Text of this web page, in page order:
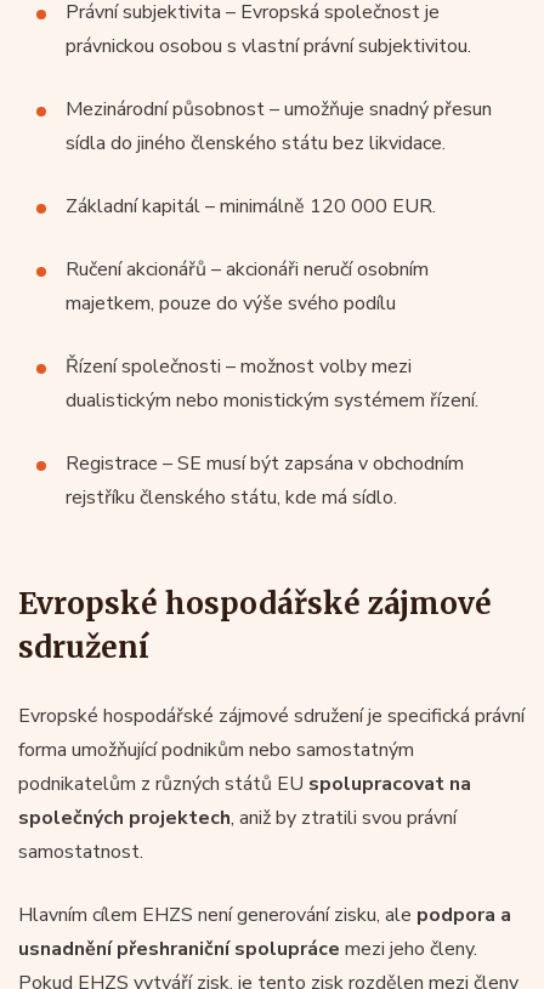
Právní subjektivita – Evropská společnost je
právnickou osobou s vlastní právní subjektivitou.
Mezinárodní působnost – umožňuje snadný přesun
sídla do jiného členského státu bez likvidace.
Základní kapitál – minimálně 120 000 EUR.
Ručení akcionářů – akcionáři neručí osobním
majetkem, pouze do výše svého podílu
Řízení společnosti – možnost volby mezi
dualistickým nebo monistickým systémem řízení.
Registrace – SE musí být zapsána v obchodním
rejstříku členského státu, kde má sídlo.
Evropské hospodářské zájmové
sdružení
Evropské hospodářské zájmové sdružení je specifická právní
forma umožňující podnikům nebo samostatným
podnikatelům z různých států EU spolupracovat na
společných projektech, aniž by ztratili svou právní
samostatnost.
Hlavním cílem EHZS není generování zisku, ale podpora a
usnadnění přeshraniční spolupráce mezi jeho členy.
Pokud EHZS vytváří zisk, je tento zisk rozdělen mezi členy